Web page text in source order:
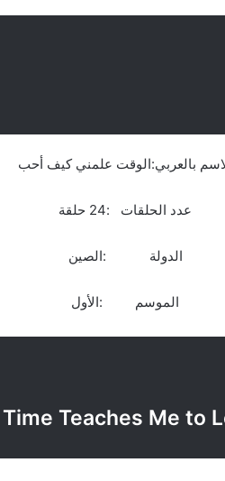
بالعربي:الوقت علمني كيف أحب
عدد الحلقات :24 حلقة
الدولة :الصين
الموسم :الأول